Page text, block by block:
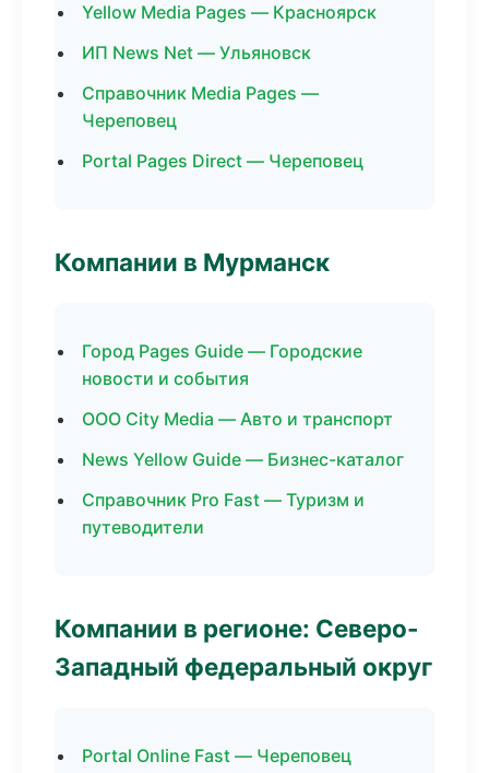
Yellow Media Pages — Красноярск
ИП News Net — Ульяновск
Справочник Media Pages —
Череповец
Portal Pages Direct — Череповец
Компании в Мурманск
Город Pages Guide — Городские
новости и события
ООО City Media — Авто и транспорт
News Yellow Guide — Бизнес-каталог
Справочник Pro Fast — Туризм и
путеводители
Компании в регионе: Северо-
Западный федеральный округ
Portal Online Fast — Череповец